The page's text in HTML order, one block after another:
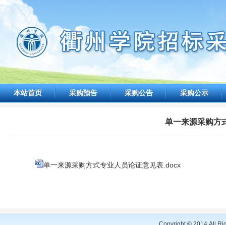
本站首页 采购预告 采购公告 采购公示
单一来源采购方
单一来源采购方式专业人员论证意见表.docx